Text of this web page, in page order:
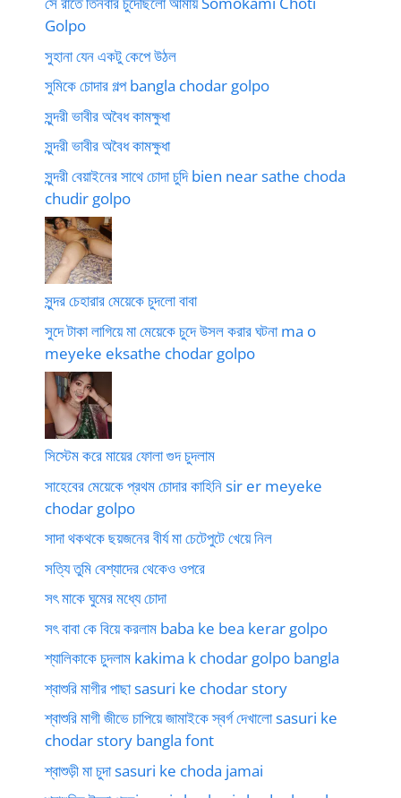
Golpo
সুহানা যেন একটু কেপে উঠল
সুমিকে চোদার গল্প bangla chodar golpo
সুন্দরী ভাবীর অবৈধ কামক্ষুধা
সুন্দরী ভাবীর অবৈধ কামক্ষুধা
সুন্দরী বেয়াইনের সাথে চোদা চুদি bien near sathe choda
chudir golpo
সুন্দর চেহারার মেয়েকে চুদলো বাবা
সুদে টাকা লাগিয়ে মা মেয়েকে চুদে উসল করার ঘটনা ma o
meyeke eksathe chodar golpo
সিস্টেম করে মায়ের ফোলা গুদ চুদলাম
সাহেবের মেয়েকে প্রথম চোদার কাহিনি sir er meyeke
chodar golpo
সাদা থকথকে ছয়জনের বীর্য মা চেটেপুটে খেয়ে নিল
সত্যি তুমি বেশ্যাদের থেকেও ওপরে
সৎ মাকে ঘুমের মধ্যে চোদা
সৎ বাবা কে বিয়ে করলাম baba ke bea kerar golpo
শ্যালিকাকে চুদলাম kakima k chodar golpo bangla
শ্বাশুরি মাগীর পাছা sasuri ke chodar story
শ্বাশুরি মাগী জীভে চাপিয়ে জামাইকে স্বর্গ দেখালো sasuri ke
chodar story bangla font
শ্বাশুড়ী মা চুদা sasuri ke choda jamai